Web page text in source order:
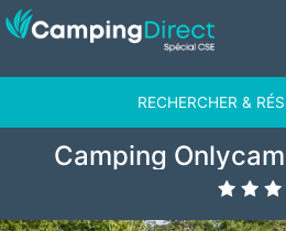
RECHERCHER &
Camping